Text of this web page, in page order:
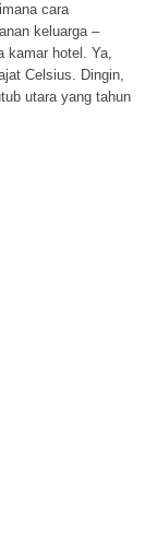
cara
keluarga –
kamar hotel. Ya,
Celsius. Dingin,
utara yang tahun